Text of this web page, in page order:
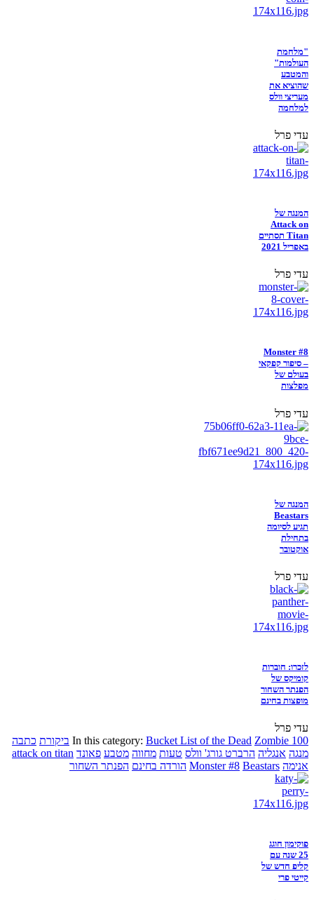
"מלחמת
העולמות"
והמטבע
שהוציא את
מעריצי וולס
למלחמה
עדי פרל
המנגה של
Attack on
Titan תסתיים
באפריל 2021
עדי פרל
Monster #8
– סיפור קפקאי
בעולם של
מפלצות
עדי פרל
המנגה של
Beastars
תגיע לסיומה
בתחילת
אוקטובר
עדי פרל
לזכרו: חוברות
קומיקס של
הפנתר השחור
מופצות בחינם
עדי פרל
In this category: Bucket List of the Dead Zombie 100 ביקורת כתבה
מנגה אנגליה הרברט גורג' וולס טעות מחווה מטבע פאונד attack on titan
אנימה
Monster #8 Beastars הורדה בחינם הפנתר השחור
פוקימון חוגג
25 שנה עם
קליפ חדש של
קייטי פרי